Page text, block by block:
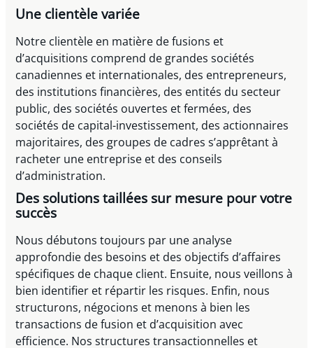
Une clientèle variée
Notre clientèle en matière de fusions et
d’acquisitions comprend de grandes sociétés
canadiennes et internationales, des entrepreneurs,
des institutions financières, des entités du secteur
public, des sociétés ouvertes et fermées, des
sociétés de capital-investissement, des actionnaires
majoritaires, des groupes de cadres s’apprêtant à
racheter une entreprise et des conseils
d’administration.
Des solutions taillées sur mesure pour votre
succès
Nous débutons toujours par une analyse
approfondie des besoins et des objectifs d’affaires
spécifiques de chaque client. Ensuite, nous veillons à
bien identifier et répartir les risques. Enfin, nous
structurons, négocions et menons à bien les
transactions de fusion et d’acquisition avec
efficience. Nos structures transactionnelles et